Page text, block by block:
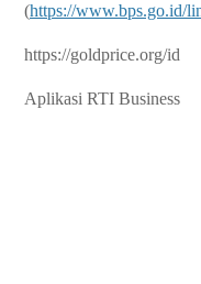
(https://www.bps.go.id/
https://goldprice.org/id
Aplikasi RTI Business